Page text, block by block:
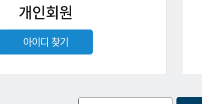
개인회원
아이디 찾기